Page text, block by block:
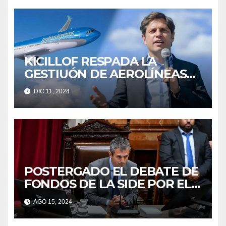
KICILLOF RESPADA LA
GESTIUÓN DE AEROLÍNEAS
ARGENTINAS
DIC 11, 2024
POSTERGADO EL DEBATE DE
FONDOS DE LA SIDE POR EL
OFICIALISMO
AGO 15, 2024